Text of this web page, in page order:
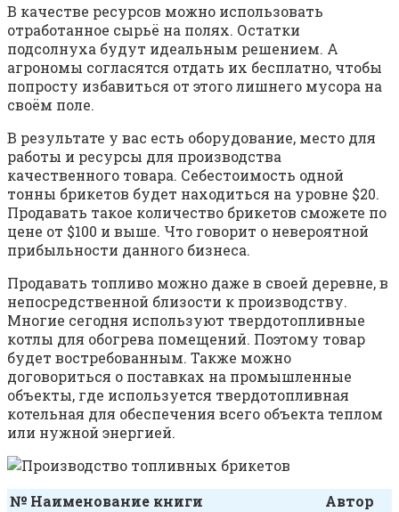
В качестве ресурсов можно использовать
отработанное сырьё на полях. Остатки
подсолнуха будут идеальным решением. А
агрономы согласятся отдать их бесплатно, чтобы
попросту избавиться от этого лишнего мусора на
своём поле.
В результате у вас есть оборудование, место для
работы и ресурсы для производства
качественного товара. Себестоимость одной
тонны брикетов будет находиться на уровне $20.
Продавать такое количество брикетов сможете по
цене от $100 и выше. Что говорит о невероятной
прибыльности данного бизнеса.
Продавать топливо можно даже в своей деревне, в
непосредственной близости к производству.
Многие сегодня используют твердотопливные
котлы для обогрева помещений. Поэтому товар
будет востребованным. Также можно
договориться о поставках на промышленные
объекты, где используется твердотопливная
котельная для обеспечения всего объекта теплом
или нужной энергией.
№ Наименование книги Автор